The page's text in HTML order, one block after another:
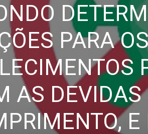
PARA OS
AS DEVIDAS